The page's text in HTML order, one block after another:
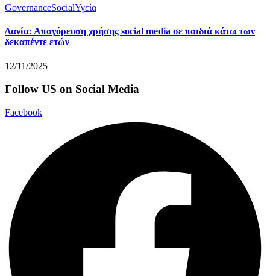
GovernanceSocialΥγεία
Δανία: Απαγόρευση χρήσης social media σε παιδιά κάτω των
δεκαπέντε ετών
12/11/2025
Follow US on Social Media
Facebook